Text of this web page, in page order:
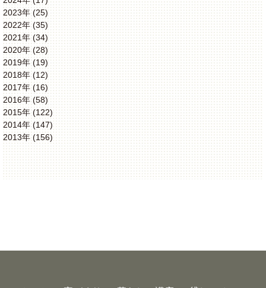
2023年 (25)
2022年 (35)
2021年 (34)
2020年 (28)
2019年 (19)
2018年 (12)
2017年 (16)
2016年 (58)
2015年 (122)
2014年 (147)
2013年 (156)